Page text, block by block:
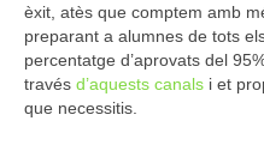
èxit, atès que comptem amb
preparant a alumnes de tots
percentatge d’aprovats del
través d’aquests canals i et
que necessitis.